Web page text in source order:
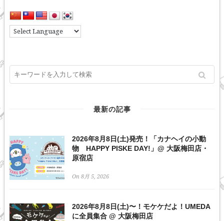
最新の記事
2026年8月8日(土)発売！「カナヘイの小動
物 HAPPY PISKE DAY!」@ 大阪梅田店・
原宿店
On 8月 5, 2026
2026年8月8日(土)〜！モケケだよ！UMEDA
に全員集合 @ 大阪梅田店